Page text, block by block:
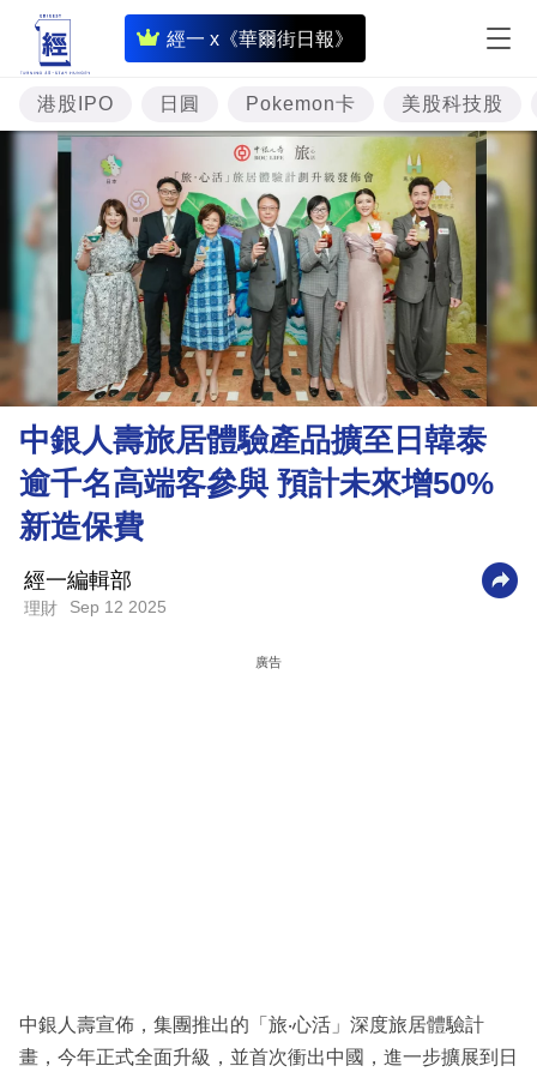
經一 x《華爾街日報》
即
時
財
經
專
題
投
樓
市
理
財
商
技
專
區
港股IPO 日圓 Pokemon卡 美股科技股
中銀人壽旅居體驗產品擴至日韓泰
逾千名高端客參與 預計未來增50%
新造保費
經一編輯部
理財 Sep 12 2025
廣告
中銀人壽宣佈，集團推出的「旅‧心活」深度旅居體驗計
畫，今年正式全面升級，並首次衝出中國，進一步擴展到日